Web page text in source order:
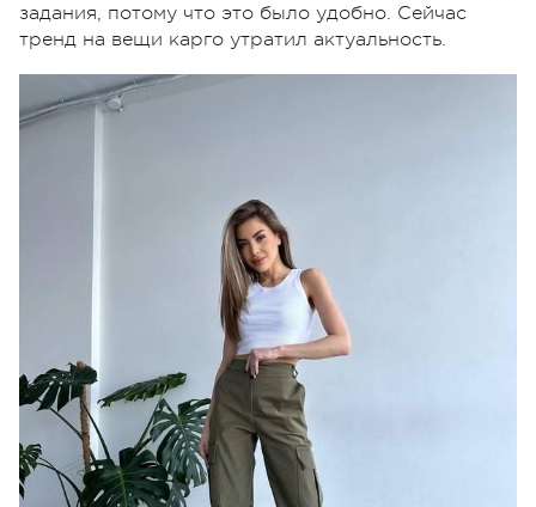
задания, потому что это было удобно. Сейчас
тренд на вещи карго утратил актуальность.